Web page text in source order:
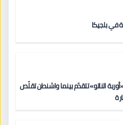
في بلجيكا
الناتو» تتقدّم بينما واشنطن تقلّص